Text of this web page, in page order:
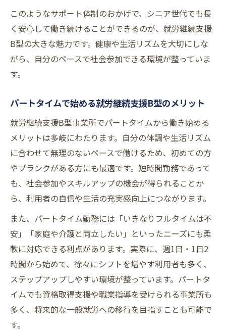
このようなサポート体制のおかげで、シニア世代でも長
く安心して働き続けることができるのが、就労継続支援
B型の大きな魅力です。健康や生活リズムを大切にしな
がら、自分のペースで社会参加できる環境が整っていま
す。
パートタイムで始める就労継続支援B型のメリット
就労継続支援B型事業所でパートタイムから働き始める
メリットは多岐にわたります。自分の体調や生活リズム
に合わせて無理のないペースで働けるため、初めての方
やブランクがある方にも最適です。短時間勤務であって
も、社会参加やスキルアップの機会が得られることか
ら、利用者の自信や生活の充実感向上につながります。
また、パートタイム勤務には「いきなりフルタイムは不
安」「家庭や介護と両立したい」といったニーズにも柔
軟に対応できる利点があります。実際に、週1日・1日2
時間から始めて、徐々にシフトを増やす利用者も多く、
ステップアップしやすい環境が整っています。パートタ
イムでも資格取得支援や職業指導を受けられる事業所も
多く、将来的な一般就労への移行を目指すことも可能で
す。